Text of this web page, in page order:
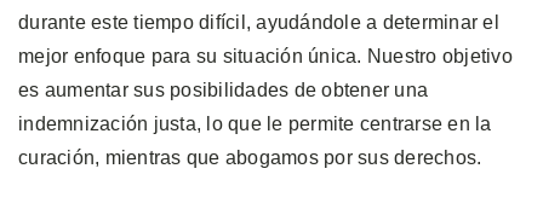
durante este tiempo difícil, ayudándole a determinar el
mejor enfoque para su situación única. Nuestro objetivo
es aumentar sus posibilidades de obtener una
indemnización justa, lo que le permite centrarse en la
curación, mientras que abogamos por sus derechos.